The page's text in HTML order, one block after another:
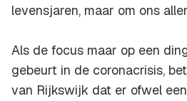
levensjaren, maar om ons
Als de focus maar op een
gebeurt in de coronacrisis,
van Rijkswijk dat er ofwel